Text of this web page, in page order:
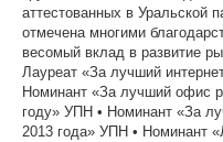
аттестованных в Уральской
отмечена многими
весомый вклад в развитие
Лауреат «За лучший
Номинант «За лучший офис
году» УПН • Номинант «За
2013 года» УПН • Номинант